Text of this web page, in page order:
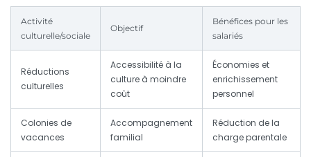
Activité
culturelle/sociale
Objectif
Bénéfices pour les
salariés
Réductions
culturelles
Accessibilité à la
culture à moindre
coût
Économies et
enrichissement
personnel
Colonies de
vacances
Accompagnement
familial
Réduction de la
charge parentale